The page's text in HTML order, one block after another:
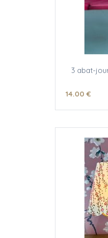
3 abat-
14.00 €